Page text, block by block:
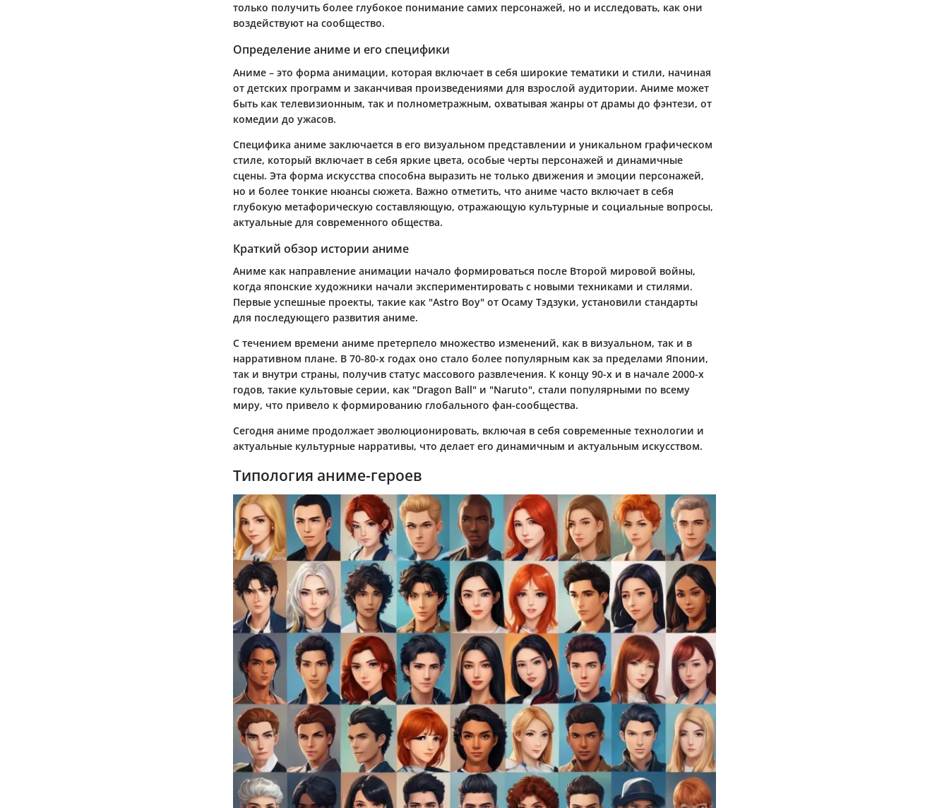
только получить более глубокое понимание самих персонажей, но и исследовать, как они
воздействуют на сообщество.
Определение аниме и его специфики
Аниме – это форма анимации, которая включает в себя широкие тематики и стили, начиная
от детских программ и заканчивая произведениями для взрослой аудитории. Аниме может
быть как телевизионным, так и полнометражным, охватывая жанры от драмы до фэнтези, от
комедии до ужасов.
Специфика аниме заключается в его визуальном представлении и уникальном графическом
стиле, который включает в себя яркие цвета, особые черты персонажей и динамичные
сцены. Эта форма искусства способна выразить не только движения и эмоции персонажей,
но и более тонкие нюансы сюжета. Важно отметить, что аниме часто включает в себя
глубокую метафорическую составляющую, отражающую культурные и социальные вопросы,
актуальные для современного общества.
Краткий обзор истории аниме
Аниме как направление анимации начало формироваться после Второй мировой войны,
когда японские художники начали экспериментировать с новыми техниками и стилями.
Первые успешные проекты, такие как "Astro Boy" от Осаму Тэдзуки, установили стандарты
для последующего развития аниме.
С течением времени аниме претерпело множество изменений, как в визуальном, так и в
нарративном плане. В 70-80-х годах оно стало более популярным как за пределами Японии,
так и внутри страны, получив статус массового развлечения. К концу 90-х и в начале 2000-х
годов, такие культовые серии, как "Dragon Ball" и "Naruto", стали популярными по всему
миру, что привело к формированию глобального фан-сообщества.
Сегодня аниме продолжает эволюционировать, включая в себя современные технологии и
актуальные культурные нарративы, что делает его динамичным и актуальным искусством.
Типология аниме-героев